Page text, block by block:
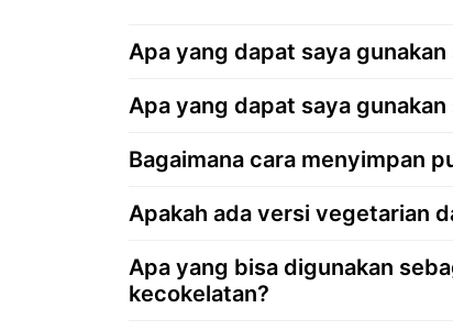
Apa yang dapat saya
Apa yang dapat saya
Bagaimana cara menyimpan
Apakah ada versi vegetarian
Apa yang bisa digunakan
kecokelatan?